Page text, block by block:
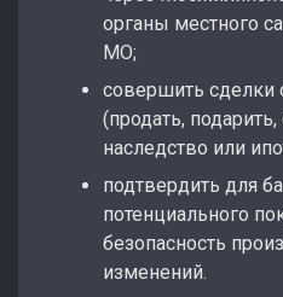
органы местного
МО;
совершить сделки
(продать,
наследство или
подтвердить для
потенциального
безопасность
изменений.